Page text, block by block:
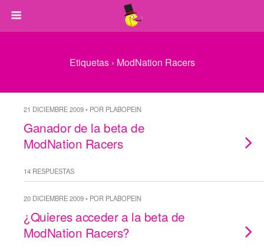
Etiquetas › ModNation Racers
21 DICIEMBRE 2009 • POR PLABOPEIN
Ganador de la beta de
ModNation Racers
14 RESPUESTAS
20 DICIEMBRE 2009 • POR PLABOPEIN
¿Quieres acceder a la beta de
ModNation Racers?